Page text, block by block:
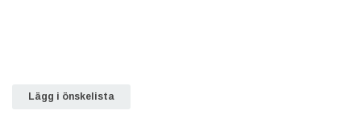
Lägg i önskelista